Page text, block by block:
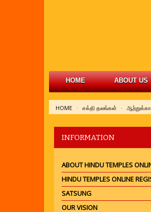
HOME ABOUT US
INFORMATION
ABOUT HINDU TEMPLES
HINDU TEMPLES ONLINE
SATSUNG
OUR VISION
HOME சக்தி தலங்கள்